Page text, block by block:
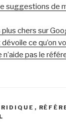
suggestions de
chers sur
ce qu’on
pas le
,